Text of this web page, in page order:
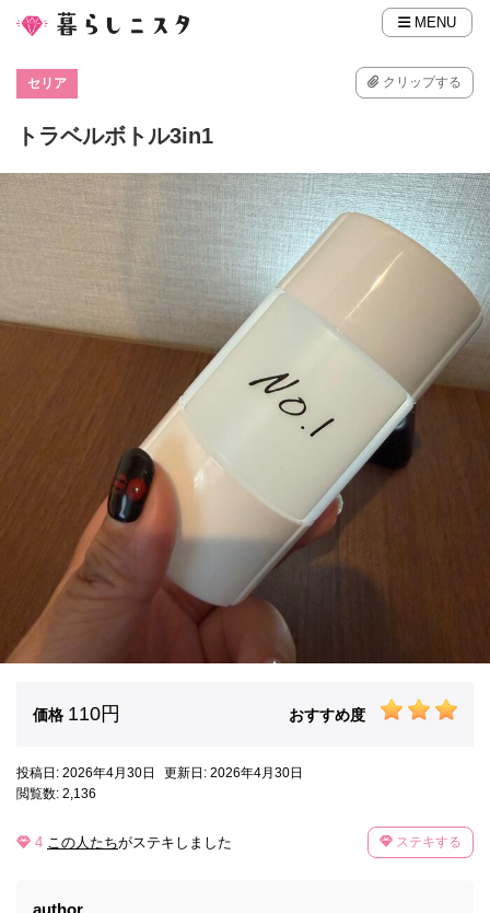
MENU
セリア クリップする
トラベルボトル3in1
価格 110円 おすすめ度
投稿日: 2026年4月30日
更新日: 2026年4月30日
閲覧数: 2,136
4 この人たちがステキしました ステキする
author